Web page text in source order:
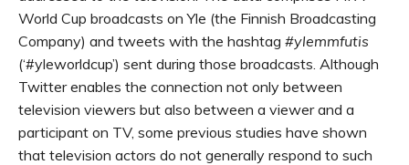
World Cup broadcasts on Yle (the Finnish Broadcasting
Company) and tweets with the hashtag #ylemmfutis
(‘#yleworldcup’) sent during those broadcasts. Although
Twitter enables the connection not only between
television viewers but also between a viewer and a
participant on TV, some previous studies have shown
that television actors do not ­generally respond to such